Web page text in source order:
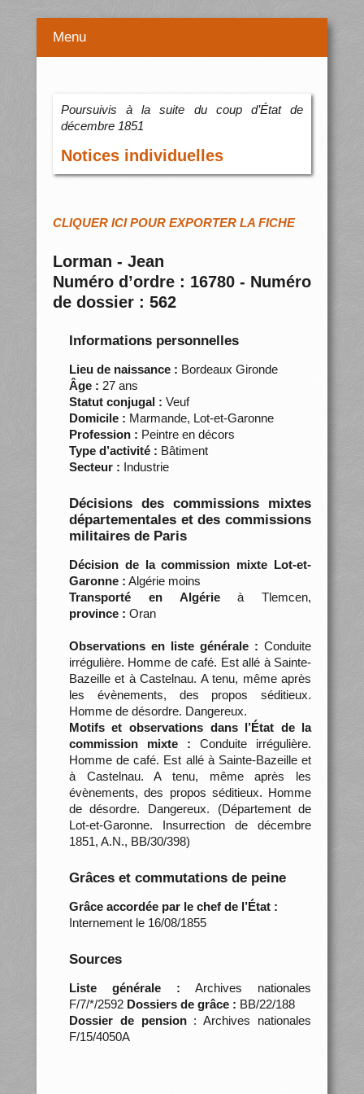
Menu
Poursuivis à la suite du coup d’État de
décembre 1851
Notices individuelles
CLIQUER ICI POUR EXPORTER LA FICHE
Lorman - Jean
Numéro d’ordre : 16780 - Numéro
de dossier : 562
Informations personnelles
Lieu de naissance : Bordeaux Gironde
Âge : 27 ans
Statut conjugal : Veuf
Domicile : Marmande, Lot-et-Garonne
Profession : Peintre en décors
Type d’activité : Bâtiment
Secteur : Industrie
Décisions des commissions mixtes
départementales et des commissions
militaires de Paris
Décision de la commission mixte Lot-et-
Garonne : Algérie moins
Transporté en Algérieà Tlemcen,
province : Oran
Observations en liste générale : Conduite
irrégulière. Homme de café. Est allé à Sainte-
Bazeille et à Castelnau. A tenu, même après
les évènements, des propos séditieux.
Homme de désordre. Dangereux.
Motifs et observations dans l’État de la
commission mixte : Conduite irrégulière.
Homme de café. Est allé à Sainte-Bazeille et
à Castelnau. A tenu, même après les
évènements, des propos séditieux. Homme
de désordre. Dangereux. (Département de
Lot-et-Garonne. Insurrection de décembre
1851, A.N., BB/30/398)
Grâces et commutations de peine
Grâce accordée par le chef de l’État :
Internement le 16/08/1855
Sources
Liste générale : Archives nationales
F/7/*/2592 Dossiers de grâce : BB/22/188
Dossier de pension: Archives nationales
F/15/4050A